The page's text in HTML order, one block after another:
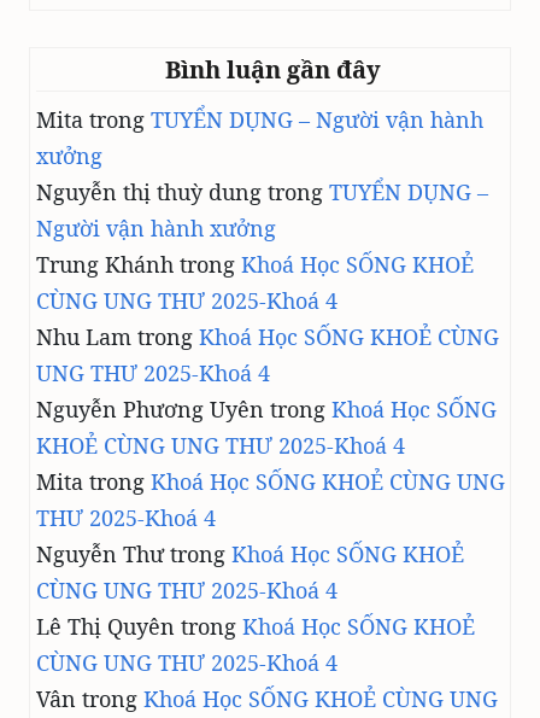
Bình luận gần đây
Mita trong TUYỂN DỤNG – Người vận hành
xưởng
Nguyễn thị thuỳ dung trong TUYỂN DỤNG –
Người vận hành xưởng
Trung Khánh trong Khoá Học SỐNG KHOẺ
CÙNG UNG THƯ 2025-Khoá 4
Nhu Lam trong Khoá Học SỐNG KHOẺ CÙNG
UNG THƯ 2025-Khoá 4
Nguyễn Phương Uyên trong Khoá Học SỐNG
KHOẺ CÙNG UNG THƯ 2025-Khoá 4
Mita trong Khoá Học SỐNG KHOẺ CÙNG UNG
THƯ 2025-Khoá 4
Nguyễn Thưtrong Khoá Học SỐNG KHOẺ
CÙNG UNG THƯ 2025-Khoá 4
Lê Thị Quyên trong Khoá Học SỐNG KHOẺ
CÙNG UNG THƯ 2025-Khoá 4
Vân trong Khoá Học SỐNG KHOẺ CÙNG UNG